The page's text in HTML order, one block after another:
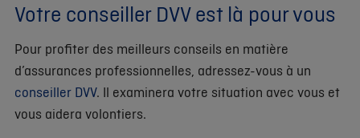
Votre conseiller DVV est là pour vous
Pour profiter des meilleurs conseils en matière
d’assurances professionnelles, adressez-vous à un
conseiller DVV. Il examinera votre situation avec vous et
vous aidera volontiers.